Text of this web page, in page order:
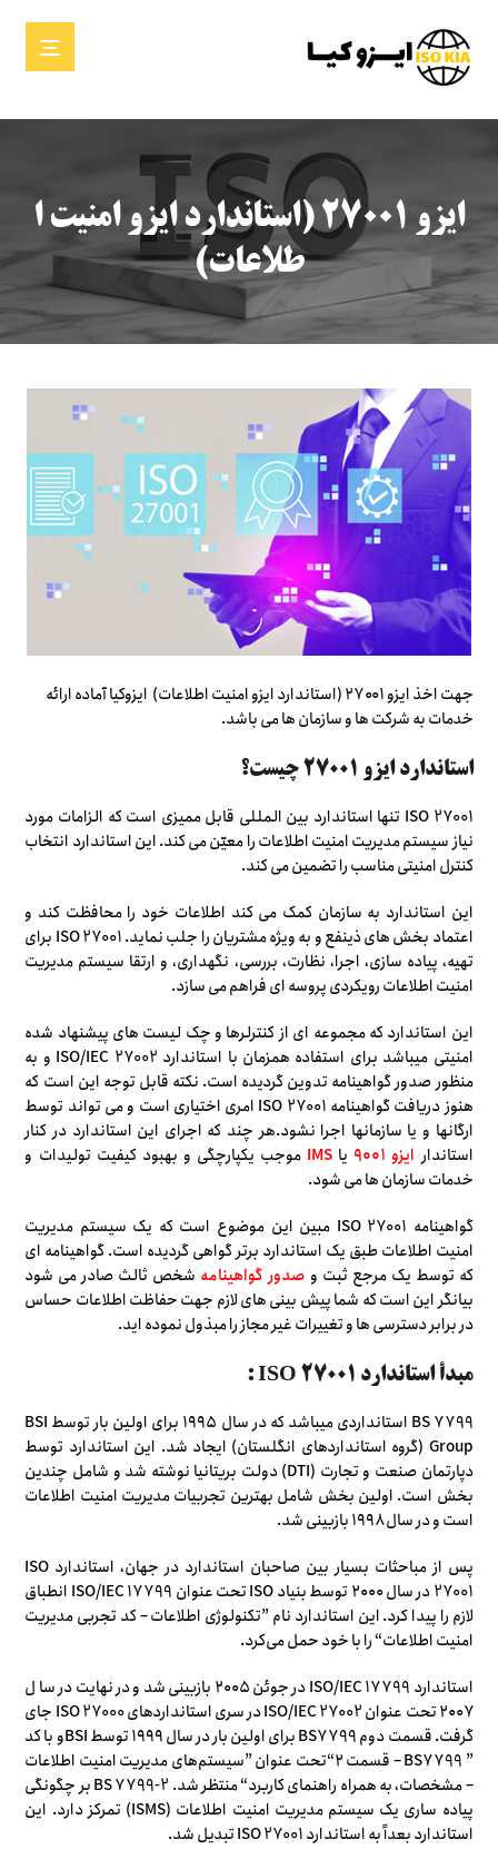
ایزو ۲۷۰۰۱ (استاندارد ایزو امنیت ا
طلاعات)
جهت اخذ ایزو ۲۷۰۰۱ (استاندارد ایزو امنیت اطلاعات) ایزوکیا آماده ارائه
خدمات به شرکت ها و سازمان ها می باشد.
استاندارد ایزو ۲۷۰۰۱ چیست؟
ISO 27001 تنها استاندارد بین المللی قابل ممیزی است که الزامات مورد
نیاز سیستم مدیریت امنیت اطلاعات را معیّن می کند. این استاندارد انتخاب
کنترل امنیتی مناسب را تضمین می کند.
این استاندارد به سازمان کمک می کند اطلاعات خود را محافظت کند و
اعتماد بخش های ذینفع و به ویژه مشتریان را جلب نماید. ISO 27001 برای
تهیه، پیاده سازی، اجرا، نظارت، بررسی، نگهداری، و ارتقا سیستم مدیریت
امنیت اطلاعات رویکردی پروسه ای فراهم می سازد.
این استاندارد که مجموعه ای از کنترلرها و چک لیست های پیشنهاد شده
امنیتی میباشد برای استفاده همزمان با استاندارد ISO/IEC 27002 و به
منظور صدور گواهینامه تدوین گردیده است. نکته قابل توجه این است که
هنوز دریافت گواهینامه ISO 27001 امری اختیاری است و می تواند توسط
ارگانها و یا سازمانها اجرا نشود.هر چند که اجرای این استاندارد در کنار
استاندار ایزو ۹۰۰۱ یا IMS موجب یکپارچگی و بهبود کیفیت تولیدات و
خدمات سازمان ها می شود.
گواهینامه ISO 27001 مبین این موضوع است که یک سیستم مدیریت
امنیت اطلاعات طبق یک استاندارد برتر گواهی گردیده است. گواهینامه ای
که توسط یک مرجع ثبت و صدور گواهینامه شخص ثالث صادر می شود
بیانگر این است که شما پیش بینی های لازم جهت حفاظت اطلاعات حساس
در برابر دسترسی ها و تغییرات غیر مجاز را مبذول نموده اید.
مبدأ استاندارد ISO 27001 :
BS 7799 استانداردی میباشد که در سال ۱۹۹۵ برای اولین بار توسط BSI
Group (گروه استانداردهای انگلستان) ایجاد شد. این استاندارد توسط
دپارتمان صنعت و تجارت (DTI) دولت بریتانیا نوشته شد و شامل چندین
بخش است. اولین بخش شامل بهترین تجربیات مدیریت امنیت اطلاعات
است و در سال ۱۹۹۸ بازبینی شد.
پس از مباحثات بسیار بین صاحبان استاندارد در جهان، استاندارد ISO
27001 در سال ۲۰۰۰ توسط بنیاد ISO تحت عنوان ISO/IEC 17799 انطباق
لازم را پیدا کرد. این استاندارد نام ”تکنولوژی اطلاعات – کد تجربی مدیریت
امنیت اطلاعات“ را با خود حمل می‌کرد.
استاندارد ISO/IEC 17799 در جوئن ۲۰۰۵ بازبینی شد و در نهایت در سا ل
۲۰۰۷ تحت عنوان ISO/IEC 27002 در سری استانداردهای ISO 27000 جای
گرفت. قسمت دوم BS7799 برای اولین بار در سال ۱۹۹۹ توسط BSIو با کد
” BS7799 – قسمت ۲“تحت عنوان ”سیستم‌های مدیریت امنیت اطلاعات
– مشخصات، به همراه راهنمای کاربرد“ منتظر شد. BS 7799-2 بر چگونگی
پیاده ساری یک سیستم مدیریت امنیت اطلاعات (ISMS) تمرکز دارد. این
استاندارد بعداً به استاندارد ISO 27001 تبدیل شد.